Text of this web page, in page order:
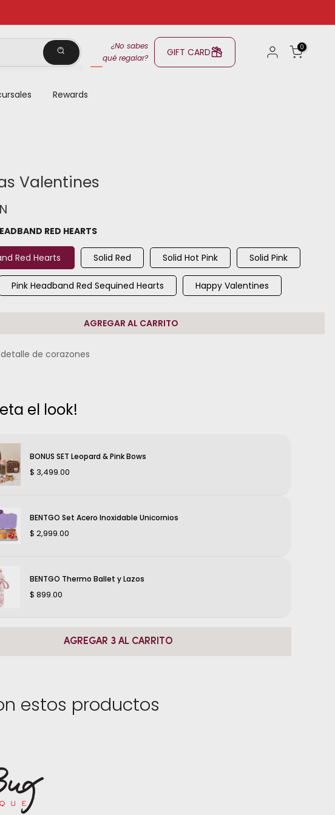
¿No sabes
qué regalar?
GIFT CARD 0
Rewards
Valentines
RED HEARTS
Red Hearts Solid Red Solid Hot Pink Solid Pink
Pink Headband Red Sequined Hearts Happy Valentines
AGREGAR AL CARRITO
de corazones
el look!
BONUS SET Leopard & Pink Bows
$ 3,499.00
BENTGO Set Acero Inoxidable Unicornios
$ 2,999.00
BENTGO Thermo Ballet y Lazos
$ 899.00
AGREGAR 3 AL CARRITO
estos productos